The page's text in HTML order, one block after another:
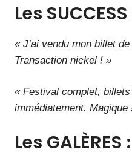
Les
« J’ai vendu mon billet
Transaction nickel ! »
« Festival complet,
immédiatement. Magique
Les GALÈRES :